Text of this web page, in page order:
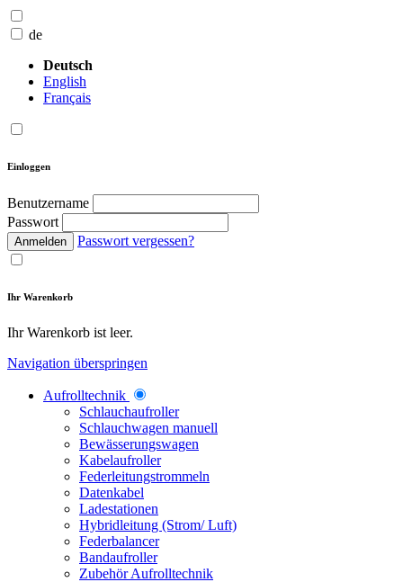
de
Deutsch
English
Français
Einloggen
Benutzername
Passwort
Anmelden Passwort vergessen?
Ihr Warenkorb
Ihr Warenkorb ist leer.
Navigation überspringen
Aufrolltechnik
Schlauchaufroller
Schlauchwagen manuell
Bewässerungswagen
Kabelaufroller
Federleitungstrommeln
Datenkabel
Ladestationen
Hybridleitung (Strom/ Luft)
Federbalancer
Bandaufroller
Zubehör Aufrolltechnik